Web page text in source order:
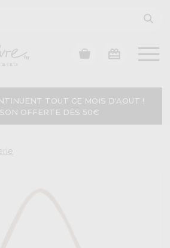
TOUT CE MOIS D'AOUT !
OFFERTE DÈS 50€